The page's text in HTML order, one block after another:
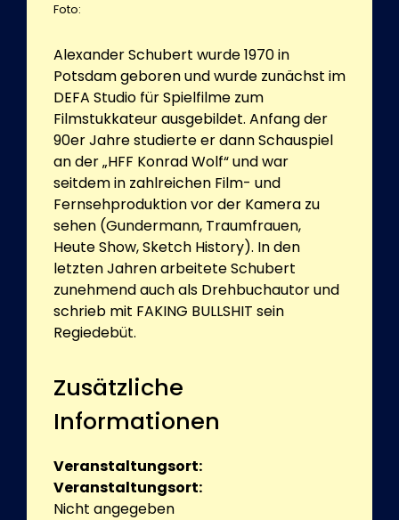
Foto:
Alexander Schubert wurde 1970 in
Potsdam geboren und wurde zunächst im
DEFA Studio für Spielfilme zum
Filmstukkateur ausgebildet. Anfang der
90er Jahre studierte er dann Schauspiel
an der „HFF Konrad Wolf“ und war
seitdem in zahlreichen Film- und
Fernsehproduktion vor der Kamera zu
sehen (Gundermann, Traumfrauen,
Heute Show, Sketch History). In den
letzten Jahren arbeitete Schubert
zunehmend auch als Drehbuchautor und
schrieb mit FAKING BULLSHIT sein
Regiedebüt.
Zusätzliche
Informationen
Veranstaltungsort:
Veranstaltungsort:
Nicht angegeben